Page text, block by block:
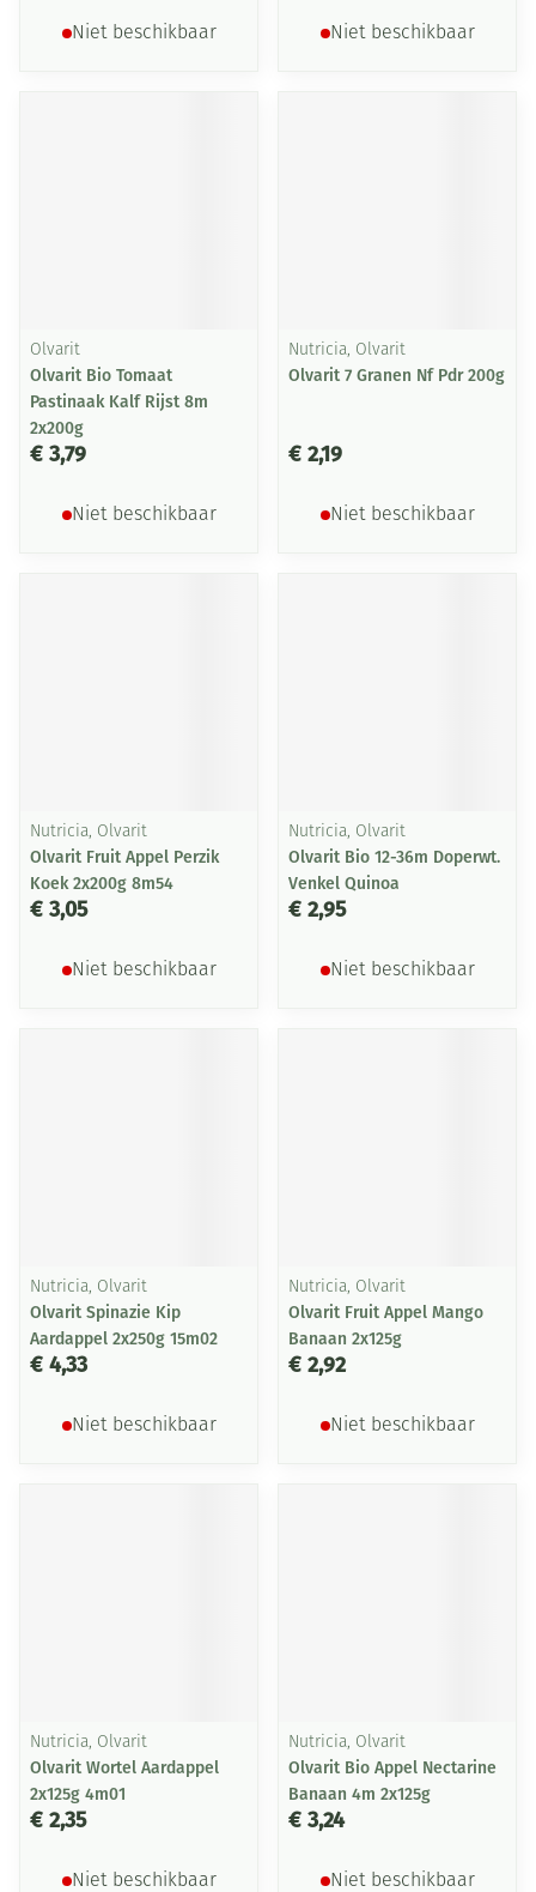
Niet beschikbaar Niet beschikbaar
Olvarit
Olvarit Bio Tomaat
Pastinaak Kalf Rijst 8m
2x200g
€ 3,79
Niet beschikbaar
Nutricia, Olvarit
Olvarit 7 Granen Nf Pdr 200g
€ 2,19
Niet beschikbaar
Nutricia, Olvarit
Olvarit Fruit Appel Perzik
Koek 2x200g 8m54
€ 3,05
Niet beschikbaar
Nutricia, Olvarit
Olvarit Bio 12-36m Doperwt.
Venkel Quinoa
€ 2,95
Niet beschikbaar
Nutricia, Olvarit
Olvarit Spinazie Kip
Aardappel 2x250g 15m02
€ 4,33
Niet beschikbaar
Nutricia, Olvarit
Olvarit Fruit Appel Mango
Banaan 2x125g
€ 2,92
Niet beschikbaar
Nutricia, Olvarit
Olvarit Wortel Aardappel
2x125g 4m01
€ 2,35
Niet beschikbaar
Nutricia, Olvarit
Olvarit Bio Appel Nectarine
Banaan 4m 2x125g
€ 3,24
Niet beschikbaar